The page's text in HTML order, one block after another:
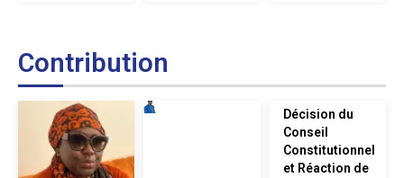
Contribution
Décision du
Conseil
Constitutionnel
et Réaction de